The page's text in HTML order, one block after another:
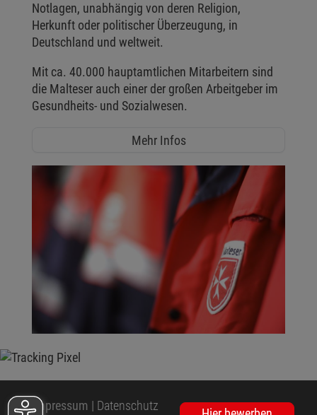
Notlagen, unabhängig von deren Religion,
Herkunft oder politischer Überzeugung, in
Deutschland und weltweit.
Mit ca. 40.000 hauptamtlichen Mitarbeitern sind
die Malteser auch einer der großen Arbeitgeber im
Gesundheits- und Sozialwesen.
Mehr Infos
Impressum | Datenschutz